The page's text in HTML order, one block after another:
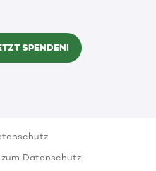
SPENDEN!
Datenschutz